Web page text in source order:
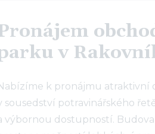
v
k pronájmu atraktivní
sousedství potravinářského
výbornou dostupností.